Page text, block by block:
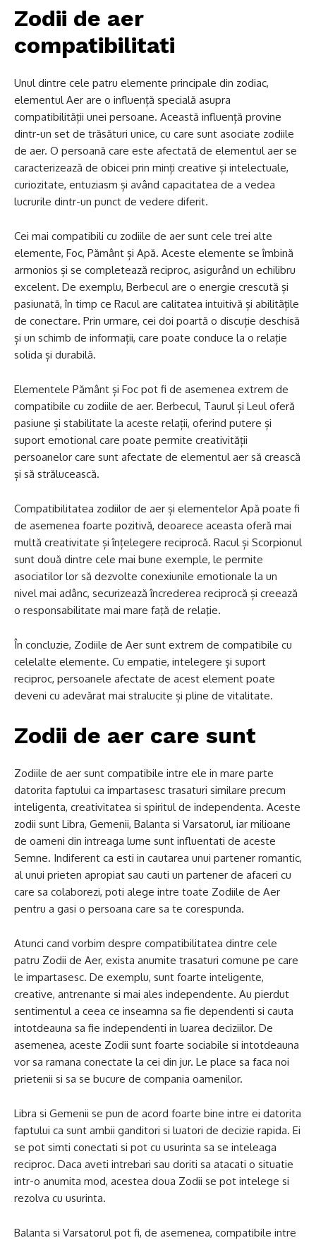
Zodii de aer
compatibilitati
Unul dintre cele patru elemente principale din zodiac,
elementul Aer are o influență specială asupra
compatibilității unei persoane. Această influență provine
dintr-un set de trăsături unice, cu care sunt asociate zodiile
de aer. O persoană care este afectată de elementul aer se
caracterizează de obicei prin minți creative și intelectuale,
curiozitate, entuziasm și având capacitatea de a vedea
lucrurile dintr-un punct de vedere diferit.
Cei mai compatibili cu zodiile de aer sunt cele trei alte
elemente, Foc, Pământ și Apă. Aceste elemente se îmbină
armonios și se completează reciproc, asigurând un echilibru
excelent. De exemplu, Berbecul are o energie crescută și
pasiunată, în timp ce Racul are calitatea intuitivă și abilitățile
de conectare. Prin urmare, cei doi poartă o discuție deschisă
și un schimb de informații, care poate conduce la o relație
solida și durabilă.
Elementele Pământ și Foc pot fi de asemenea extrem de
compatibile cu zodiile de aer. Berbecul, Taurul și Leul oferă
pasiune și stabilitate la aceste relații, oferind putere și
suport emotional care poate permite creativității
persoanelor care sunt afectate de elementul aer să crească
și să strălucească.
Compatibilitatea zodiilor de aer și elementelor Apă poate fi
de asemenea foarte pozitivă, deoarece aceasta oferă mai
multă creativitate și înțelegere reciprocă. Racul și Scorpionul
sunt două dintre cele mai bune exemple, le permite
asociatilor lor să dezvolte conexiunile emotionale la un
nivel mai adânc, securizează încrederea reciprocă și creează
o responsabilitate mai mare faţă de relaţie.
În concluzie, Zodiile de Aer sunt extrem de compatibile cu
celelalte elemente. Cu empatie, intelegere și suport
reciproc, persoanele afectate de acest element poate
deveni cu adevărat mai stralucite și pline de vitalitate.
Zodii de aer care sunt
Zodiile de aer sunt compatibile intre ele in mare parte
datorita faptului ca impartasesc trasaturi similare precum
inteligenta, creativitatea si spiritul de independenta. Aceste
zodii sunt Libra, Gemenii, Balanta si Varsatorul, iar milioane
de oameni din intreaga lume sunt influentati de aceste
Semne. Indiferent ca esti in cautarea unui partener romantic,
al unui prieten apropiat sau cauti un partener de afaceri cu
care sa colaborezi, poti alege intre toate Zodiile de Aer
pentru a gasi o persoana care sa te corespunda.
Atunci cand vorbim despre compatibilitatea dintre cele
patru Zodii de Aer, exista anumite trasaturi comune pe care
le impartasesc. De exemplu, sunt foarte inteligente,
creative, antrenante si mai ales independente. Au pierdut
sentimentul a ceea ce inseamna sa fie dependenti si cauta
intotdeauna sa fie independenti in luarea deciziilor. De
asemenea, aceste Zodii sunt foarte sociabile si intotdeauna
vor sa ramana conectate la cei din jur. Le place sa faca noi
prietenii si sa se bucure de compania oamenilor.
Libra si Gemenii se pun de acord foarte bine intre ei datorita
faptului ca sunt ambii ganditori si luatori de decizie rapida. Ei
se pot simti conectati si pot cu usurinta sa se inteleaga
reciproc. Daca aveti intrebari sau doriti sa atacati o situatie
intr-o anumita mod, acestea doua Zodii se pot intelege si
rezolva cu usurinta.
Balanta si Varsatorul pot fi, de asemenea, compatibile intre